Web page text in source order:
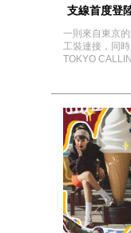
支線首度登
一則來自東京
工裝連接，同
TOKYO